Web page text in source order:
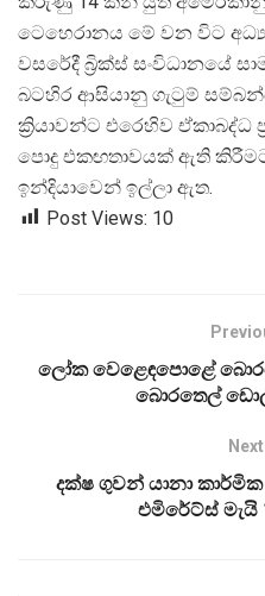
ටෙහෙරානය මේ වන විට අධ්
වසරේදී බ්රික්ස් සංවිධානයේ
බටහිර ආසියානු ගැටුම්
ක්රියාවන්ට එරෙහිව ඒකාබද්ධ
පොදු එකඟතාවයක් ඇති
ඉන්දියාවෙන් ඉල්ලා ඇත.
Post Views: 10
ලෝක වෙළෙඳපොළේ
බොරතෙල්
දක්ෂ ගුවන් යානා
එමිරේට්ස්